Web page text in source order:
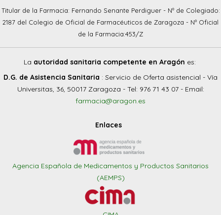
Titular de la Farmacia: Fernando Senante Perdiguer - Nº de Colegiado:
2187 del Colegio de Oficial de Farmacéuticos de Zaragoza - Nº Oficial
de la Farmacia:453/Z
La autoridad sanitaria competente en Aragón es:
D.G. de Asistencia Sanitaria : Servicio de Oferta asistencial - Vía
Universitas, 36, 50017 Zaragoza - Tel: 976 71 43 07 - Email:
farmacia@aragon.es
Enlaces
Agencia Española de Medicamentos y Productos Sanitarios
(AEMPS)